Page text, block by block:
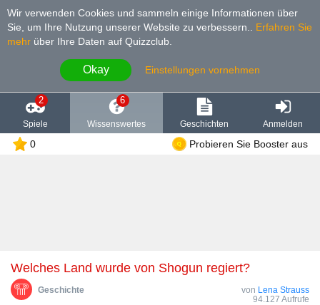
Wir verwenden Cookies und sammeln einige Informationen über
Sie, um Ihre Nutzung unserer Website zu verbessern.
Erfahren Sie
mehr über Ihre Daten auf Quizzclub.
Okay Einstellungen vornehmen
2
Spiele
6
Wissenswertes Geschichten Anmelden
0 Probieren Sie Booster aus
Welches Land wurde von Shogun regiert?
Geschichte von Lena Strauss
94.127 Aufrufe